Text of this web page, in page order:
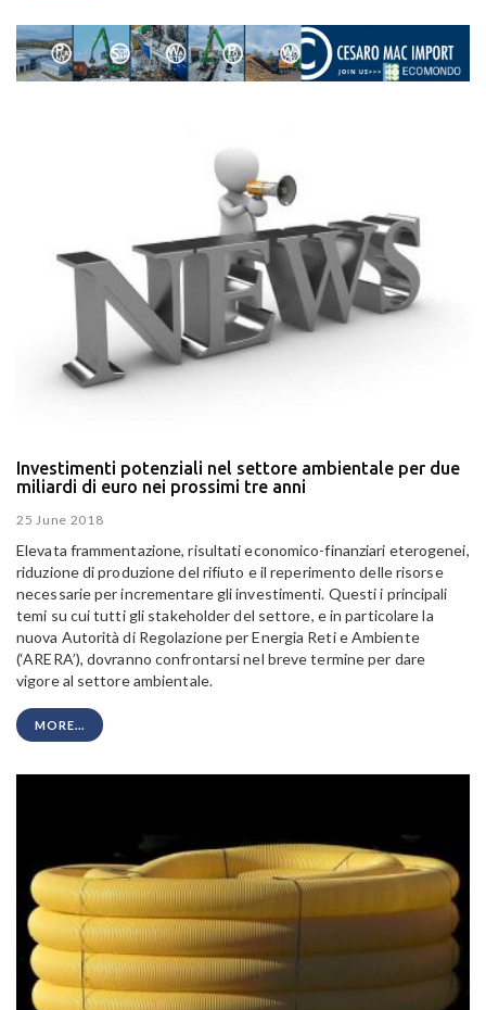
Investimenti potenziali nel settore ambientale per due
miliardi di euro nei prossimi tre anni
25 June 2018
Elevata frammentazione, risultati economico-finanziari eterogenei,
riduzione di produzione del rifiuto e il reperimento delle risorse
necessarie per incrementare gli investimenti. Questi i principali
temi su cui tutti gli stakeholder del settore, e in particolare la
nuova Autorità di Regolazione per Energia Reti e Ambiente
(‘ARERA’), dovranno confrontarsi nel breve termine per dare
vigore al settore ambientale.
MORE...